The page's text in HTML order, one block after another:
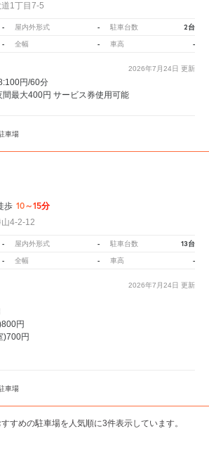
1丁目7-5
- 屋内外形式 - 駐車台数 2台
- 全幅 - 車高 -
2026年7月24日 更新
円/60分
最大400円 サービス券使用可能
車場
歩 10～15分
4-2-12
- 屋内外形式 - 駐車台数 13台
- 全幅 - 車高 -
2026年7月24日 更新
円
)700円
車場
すめの駐車場を人気順に3件表示しています。